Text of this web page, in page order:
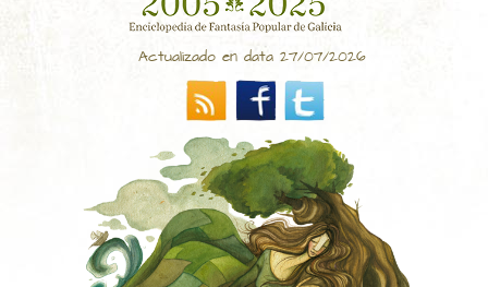
Actualizado en data 27/07/2026